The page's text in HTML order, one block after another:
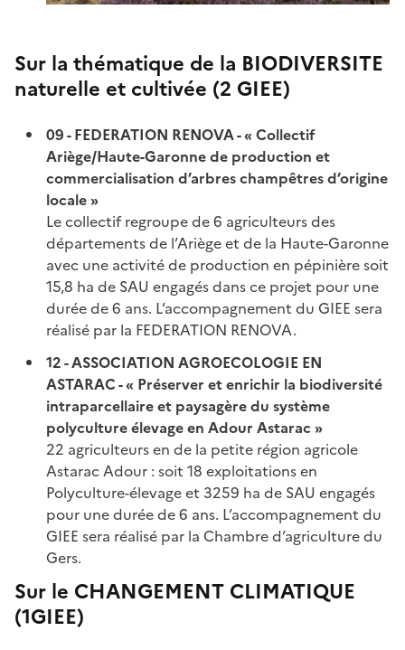
Sur la thématique de la BIODIVERSITE
naturelle et cultivée (2 GIEE)
09 - FEDERATION RENOVA - « Collectif
Ariège/Haute-Garonne de production et
commercialisation d’arbres champêtres d’origine
locale »
Le collectif regroupe de 6 agriculteurs des
départements de l’Ariège et de la Haute-Garonne
avec une activité de production en pépinière soit
15,8 ha de SAU engagés dans ce projet pour une
durée de 6 ans. L’accompagnement du GIEE sera
réalisé par la FEDERATION RENOVA.
12 - ASSOCIATION AGROECOLOGIE EN
ASTARAC - « Préserver et enrichir la biodiversité
intraparcellaire et paysagère du système
polyculture élevage en Adour Astarac »
22 agriculteurs en de la petite région agricole
Astarac Adour : soit 18 exploitations en
Polyculture-élevage et 3259 ha de SAU engagés
pour une durée de 6 ans. L’accompagnement du
GIEE sera réalisé par la Chambre d’agriculture du
Gers.
Sur le CHANGEMENT CLIMATIQUE
(1GIEE)